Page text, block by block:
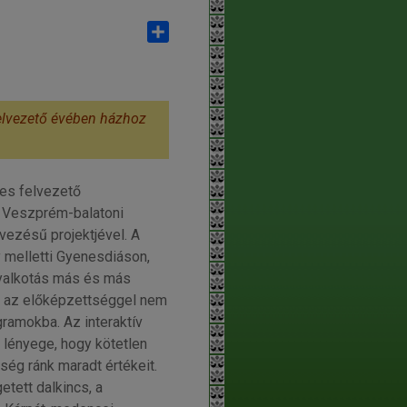
évében házhoz
felvezető
balatoni
projektjével. A
Gyenesdiáson,
más és más
előképzettséggel nem
Az interaktív
hogy kötetlen
ránk maradt értékeit.
dalkincs, a